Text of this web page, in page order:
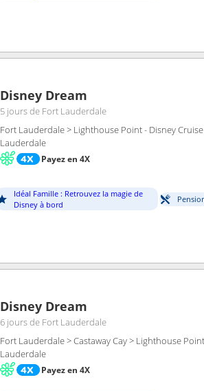
Disney Dream
5 joursde Fort Lauderdale
Fort Lauderdale > Lighthouse Point - Disney
Lauderdale
Payez en 4X
Idéal Famille : Retrouvez la magie de
Disney à bord
Disney Dream
6 joursde Fort Lauderdale
Fort Lauderdale > Castaway Cay > Lighthouse
Lauderdale
Payez en 4X